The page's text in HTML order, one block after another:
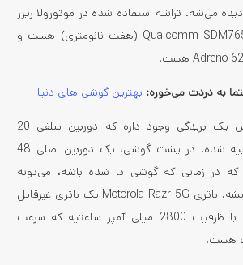
می‌شه. تراشه استفاده شده در موتورولا ریزر
Qualcomm SDM765 Snapdragon 765G (هفت نانومتری) هست و
به دردت می‌خوره: بهترین گوشی های دنیا
در بالای صفحه نمایش یک بریدگی وجود داره که دوربین سلفی 20
مگاپیکسلی در اون تعبیه شده. در پشت گوشی، یک دوربین اصلی 48
که در زمانی که گوشی تا شده باشه، می‌تونه
جایگزین دوربین سلفی بشه. باتری Motorola Razr 5G یک باتری غیرقابل
تعویض لیتیوم پلیمری با ظرفیت 2800 میلی آمپر ساعتیه که سرعت